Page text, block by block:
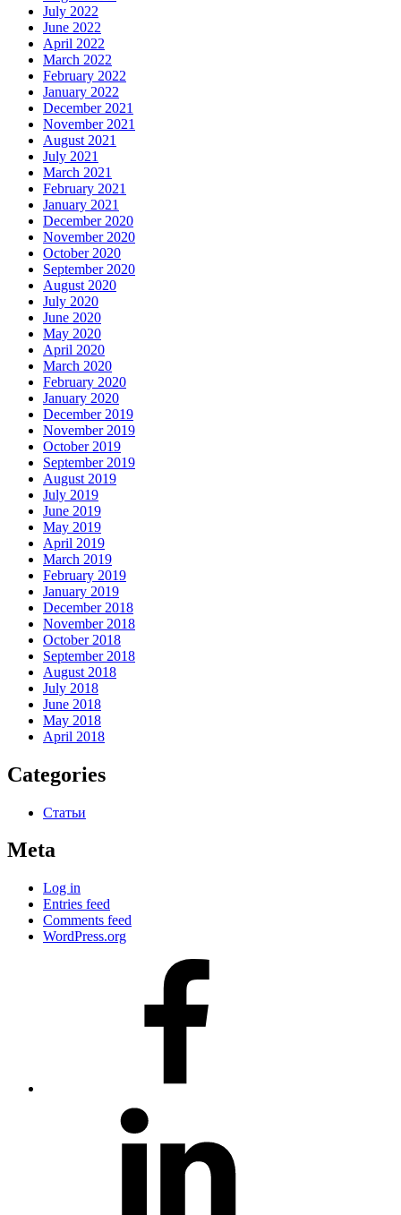
July 2022
June 2022
April 2022
March 2022
February 2022
January 2022
December 2021
November 2021
August 2021
July 2021
March 2021
February 2021
January 2021
December 2020
November 2020
October 2020
September 2020
August 2020
July 2020
June 2020
May 2020
April 2020
March 2020
February 2020
January 2020
December 2019
November 2019
October 2019
September 2019
August 2019
July 2019
June 2019
May 2019
April 2019
March 2019
February 2019
January 2019
December 2018
November 2018
October 2018
September 2018
August 2018
July 2018
June 2018
May 2018
April 2018
Categories
Статьи
Meta
Log in
Entries feed
Comments feed
WordPress.org